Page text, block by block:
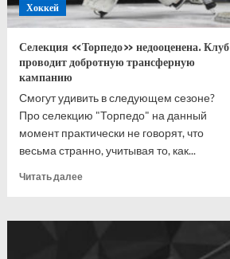
Хоккей
Селекция «Торпедо» недооценена. Клуб
проводит добротную трансферную
кампанию
Смогут удивить в следующем сезоне?
Про селекцию "Торпедо" на данный
момент практически не говорят, что
весьма странно, учитывая то, как...
Читать далееПрочитать
Селекция